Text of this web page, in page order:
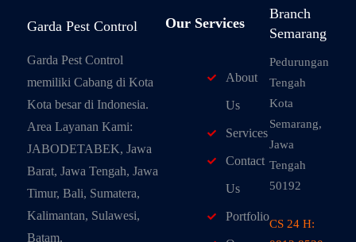
Garda Pest Control
Garda Pest Control
memiliki Cabang di Kota
Kota besar di Indonesia.
Area Layanan Kami:
JABODETABEK, Jawa
Barat, Jawa Tengah, Jawa
Timur, Bali, Sumatera,
Kalimantan, Sulawesi,
Batam.
Our Services
About
Us
Services
Contact
Us
Portfolio
Branch
Semarang
Pedurungan
Tengah
Kota
Semarang,
Jawa
Tengah
50192
CS 24 H: